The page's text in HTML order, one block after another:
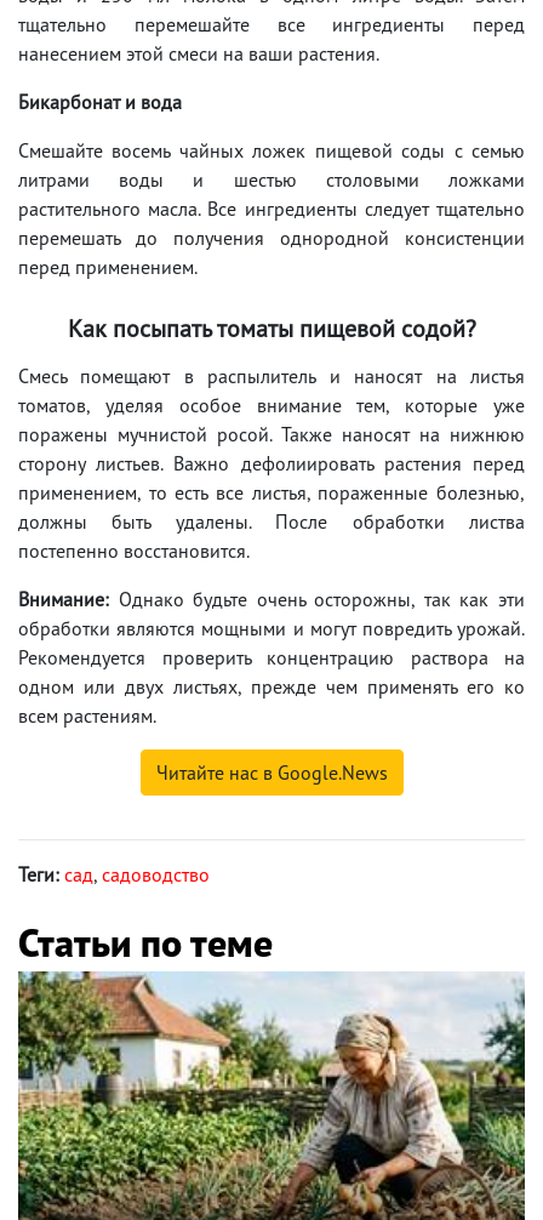
тщательно перемешайте все ингредиенты перед
нанесением этой смеси на ваши растения.
Бикарбонат и вода
Смешайте восемь чайных ложек пищевой соды с семью
литрами воды и шестью столовыми ложками
растительного масла. Все ингредиенты следует тщательно
перемешать до получения однородной консистенции
перед применением.
Как посыпать томаты пищевой содой?
Смесь помещают в распылитель и наносят на листья
томатов, уделяя особое внимание тем, которые уже
поражены мучнистой росой. Также наносят на нижнюю
сторону листьев. Важно дефолиировать растения перед
применением, то есть все листья, пораженные болезнью,
должны быть удалены. После обработки листва
постепенно восстановится.
Внимание: Однако будьте очень осторожны, так как эти
обработки являются мощными и могут повредить урожай.
Рекомендуется проверить концентрацию раствора на
одном или двух листьях, прежде чем применять его ко
всем растениям.
Читайте нас в Google.News
Теги: сад, садоводство
Статьи по теме